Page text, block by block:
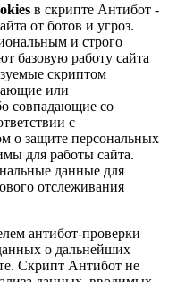
в скрипте Антибот -
от ботов и угроз.
и строго
базовую работу сайта
скриптом
или
совпадающие со
с
о защите персональных
для работы сайта.
данные для
отслеживания
антибот-проверки
о дальнейших
Скрипт Антибот не